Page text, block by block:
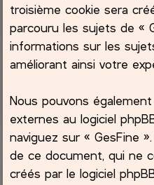
troisième cookie sera
parcouru les sujets de «
informations sur les
améliorant ainsi votre
Nous pouvons
externes au logiciel
naviguez sur « GesFine
de ce document, qui ne
créés par le logiciel